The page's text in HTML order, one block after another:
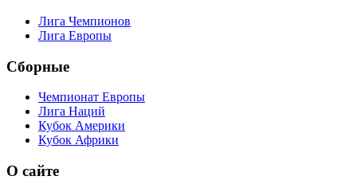
Лига Чемпионов
Лига Европы
Сборные
Чемпионат Европы
Лига Наций
Кубок Америки
Кубок Африки
О сайте